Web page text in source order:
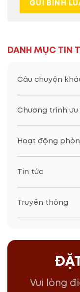
DANH MỤC TIN
Câu chuyện
Chương trình ưu
Hoạt động
Tin tức
Truyền thông
Vui lòng